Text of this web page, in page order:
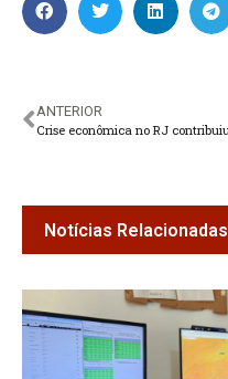
ANTERIOR
Notícias Relacionadas